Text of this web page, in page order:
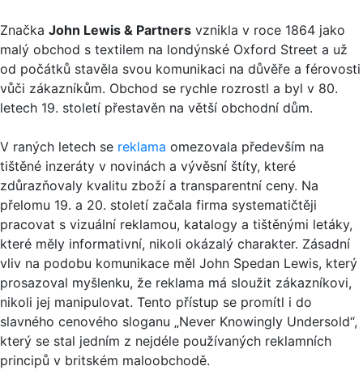
Značka John Lewis & Partners vznikla v roce 1864 jako
malý obchod s textilem na londýnské Oxford Street a už
od počátků stavěla svou komunikaci na důvěře a férovosti
vůči zákazníkům. Obchod se rychle rozrostl a byl v 80.
letech 19. století přestavěn na větší obchodní dům.
V raných letech se reklama omezovala především na
tištěné inzeráty v novinách a vývěsní štíty, které
zdůrazňovaly kvalitu zboží a transparentní ceny. Na
přelomu 19. a 20. století začala firma systematičtěji
pracovat s vizuální reklamou, katalogy a tištěnými letáky,
které měly informativní, nikoli okázalý charakter. Zásadní
vliv na podobu komunikace měl John Spedan Lewis, který
prosazoval myšlenku, že reklama má sloužit zákazníkovi,
nikoli jej manipulovat. Tento přístup se promítl i do
slavného cenového sloganu „Never Knowingly Undersold“,
který se stal jedním z nejdéle používaných reklamních
principů v britském maloobchodě.